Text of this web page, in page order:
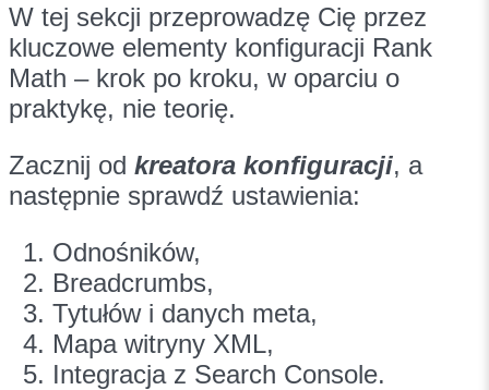
W tej sekcji przeprowadzę Cię przez
kluczowe elementy konfiguracji Rank
Math – krok po kroku, w oparciu o
praktykę, nie teorię.
Zacznij od kreatora konfiguracji, a
następnie sprawdź ustawienia:
Odnośników,
Breadcrumbs,
Tytułów i danych meta,
Mapa witryny XML,
Integracja z Search Console.